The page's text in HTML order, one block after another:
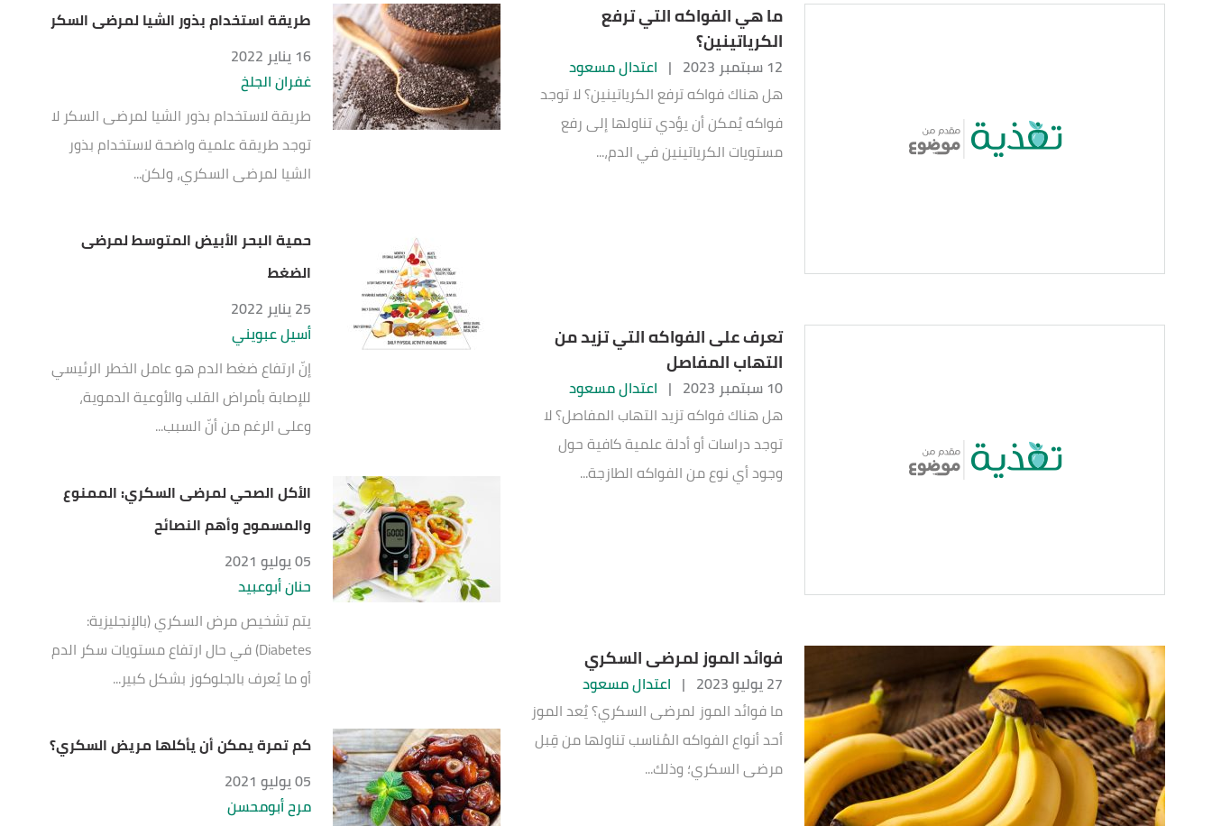
ما هي الفواكه التي ترفع
الكرياتينين؟
12 سبتمبر 2023 | اعتدال مسعود
هل هناك فواكه ترفع الكرياتينين؟ لا توجد
فواكه يُمكن أن يؤدي تناولها إلى رفع
مستويات الكرياتينين في الدم،...
تعرف على الفواكه التي تزيد من
التهاب المفاصل
10 سبتمبر 2023 | اعتدال مسعود
هل هناك فواكه تزيد التهاب المفاصل؟ لا
توجد دراسات أو أدلة علمية كافية حول
وجود أي نوع من الفواكه الطازجة...
فوائد الموز لمرضى السكري
27 يوليو 2023 | اعتدال مسعود
ما فوائد الموز لمرضى السكري؟ يُعد الموز
أحد أنواع الفواكه المُناسب تناولها من قِبل
مرضى السكري؛ وذلك...
طريقة استخدام بذور الشيا لمرضى السكر
16 يناير 2022
غفران الجلخ
طريقة لاستخدام بذور الشيا لمرضى السكر لا
توجد طريقة علمية واضحة لاستخدام بذور
الشيا لمرضى السكري، ولكن...
حمية البحر الأبيض المتوسط لمرضى
الضغط
25 يناير 2022
أسيل عبويني
إنّ ارتفاع ضغط الدم هو عامل الخطر الرئيسي
للإصابة بأمراض القلب والأوعية الدموية،
وعلى الرغم من أنّ السبب...
الأكل الصحي لمرضى السكري: الممنوع
والمسموح وأهم النصائح
05 يوليو 2021
حنان أبوعبيد
يتم تشخيص مرض السكري (بالإنجليزية:
Diabetes) في حال ارتفاع مستويات سكر الدم
أو ما يُعرف بالجلوكوز بشكل كبير...
كم تمرة يمكن أن يأكلها مريض السكري؟
05 يوليو 2021
مرح أبومحسن